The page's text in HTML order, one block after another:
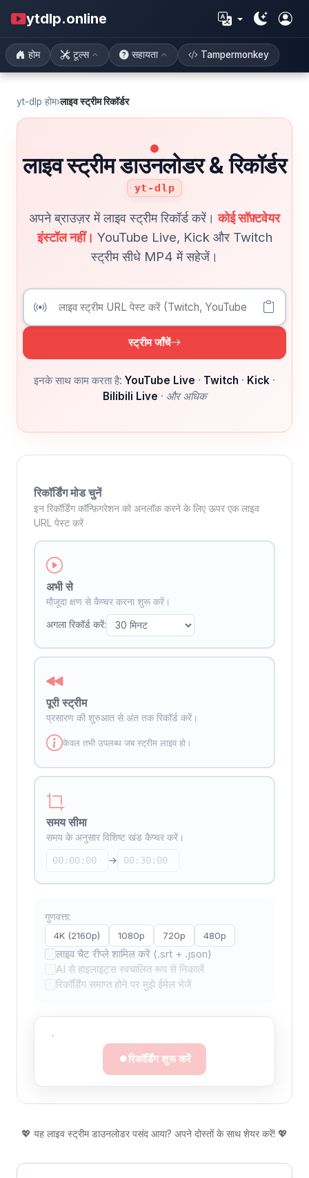
ytdlp.online
होम टूल्स सहायता Tampermonkey
yt-dlp होम›लाइव स्ट्रीम रिकॉर्डर
लाइव स्ट्रीम डाउनलोडर & रिकॉर्डर
yt-dlp
अपने ब्राउज़र में लाइव स्ट्रीम रिकॉर्ड करें।कोई सॉफ़्टवेयर
इंस्टॉल नहीं। YouTube Live, Kick और Twitch
स्ट्रीम सीधे MP4 में सहेजें।
स्ट्रीम जाँचें
इनके साथ काम करता है: YouTube Live · Twitch · Kick ·
Bilibili Live · और अधिक
रिकॉर्डिंग मोड चुनें
इन रिकॉर्डिंग कॉन्फ़िगरेशन को अनलॉक करने के लिए ऊपर एक लाइव
URL पेस्ट करें
अभी से
मौजूदा क्षण से कैप्चर करना शुरू करें।
अगला रिकॉर्ड करें:
पूरी स्ट्रीम
प्रसारण की शुरुआत से अंत तक रिकॉर्ड करें।
केवल तभी उपलब्ध जब स्ट्रीम लाइव हो।
समय सीमा
समय के अनुसार विशिष्ट खंड कैप्चर करें।
→
गुणवत्ता:
4K (2160p) 1080p 720p 480p
लाइव चैट रीप्ले शामिल करें (.srt + .json)
AI से हाइलाइट्स स्वचालित रूप से निकालें
रिकॉर्डिंग समाप्त होने पर मुझे ईमेल भेजें
·
रिकॉर्डिंग शुरू करें
💖 यह लाइव स्ट्रीम डाउनलोडर पसंद आया? अपने दोस्तों के साथ शेयर करें! 💖